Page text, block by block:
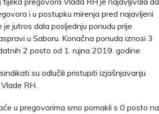
i u postupku mirenja pred najavljeni
jutros dala posljednju ponudu prije
u Saboru. Konačna ponuda iznosi 3
2 posto od 1. rujna 2019. godine
su odlučili pristupiti izjašnjavanju
RH.
u pregovorima smo pomakli s 0 posto na